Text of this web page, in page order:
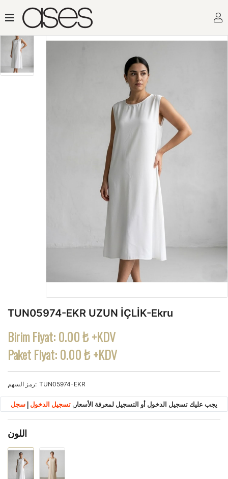
TUN05974-EKR UZUN İÇLİK-Ekru
Birim Fiyat:0.00 ₺ +KDV
Paket Fiyat:0.00 ₺ +KDV
رمز السهم TUN05974-EKR
يجب عليك تسجيل الدخول أو التسجيل لمعرفة الأسعار. تسجيل الدخول | سجل
اللون